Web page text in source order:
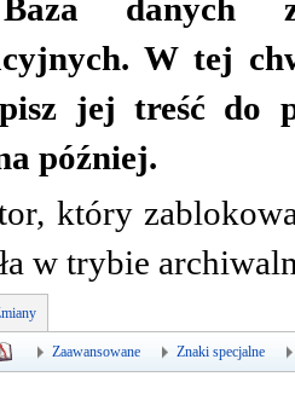
danych
W tej
jej treść do
później.
który
w trybie
Zaawansowane Znaki specjalne